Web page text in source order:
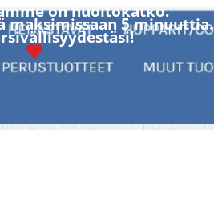
on huoltokatko.
maksimissaan 5 minuuttia.